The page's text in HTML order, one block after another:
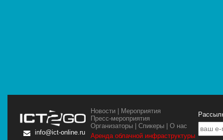
info@ict-online.ru
Новости | Мероприятия
Пресс-мероприятия
Организаторы |Спикеры |О нас
Аренда облачной инфраструктуры